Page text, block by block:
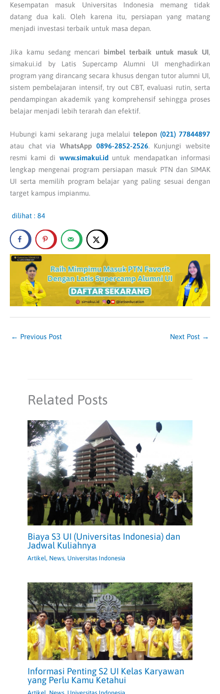
Kesempatan masuk Universitas Indonesia memang tidak
datang dua kali. Oleh karena itu, persiapan yang matang
menjadi investasi terbaik untuk masa depan.
Jika kamu sedang mencari bimbel terbaik untuk masuk UI,
simakui.id by Latis Supercamp Alumni UI menghadirkan
program yang dirancang secara khusus dengan tutor alumni UI,
sistem pembelajaran intensif, try out CBT, evaluasi rutin, serta
pendampingan akademik yang komprehensif sehingga proses
belajar menjadi lebih terarah dan efektif.
Hubungi kami sekarang juga melaluitelepon (021) 77844897
atau chat via WhatsApp 0896-2852-2526. Kunjungi website
resmi kami di www.simakui.iduntuk mendapatkan informasi
lengkap mengenai program persiapan masuk PTN dan SIMAK
UI serta memilih program belajar yang paling sesuai dengan
target kampus impianmu.
dilihat : 84
← Previous Post Next Post →
Related Posts
Biaya S3 UI (Universitas Indonesia) dan
Jadwal Kuliahnya
Artikel, News, Universitas Indonesia
Informasi Penting S2 UI Kelas Karyawan
yang Perlu Kamu Ketahui